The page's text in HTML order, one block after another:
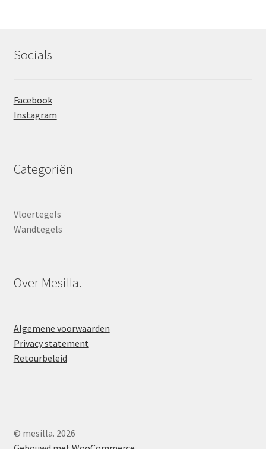
Socials
Facebook
Instagram
Categoriën
Vloertegels
Wandtegels
Over Mesilla.
Algemene voorwaarden
Privacy statement
Retourbeleid
© mesilla. 2026